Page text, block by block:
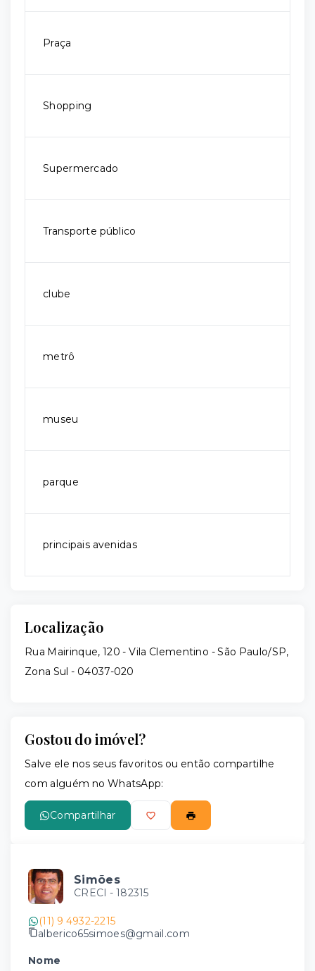
Praça
Shopping
Supermercado
Transporte público
clube
metrô
museu
parque
principais avenidas
Localização
Rua Mairinque, 120 - Vila Clementino - São Paulo/SP,
Zona Sul - 04037-020
Gostou do imóvel?
Salve ele nos seus favoritos ou então compartilhe
com alguém no WhatsApp:
Compartilhar
Simões
CRECI - 182315
(11) 9 4932-2215
alberico65simoes@gmail.com
Nome